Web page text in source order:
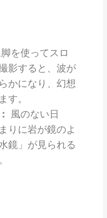
を使ってスロ
影すると、波が
かになり、幻想
す。
風のない日
りに岩が鏡のよ
鏡」が見られる